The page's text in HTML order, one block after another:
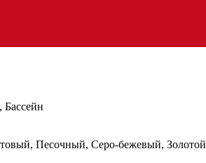
, Песочный, Серо-бежевый, Золотой